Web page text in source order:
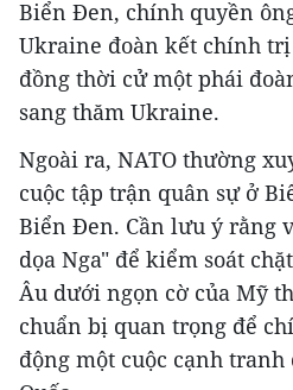
Biển Đen, chính quyền
Ukraine đoàn kết chính
đồng thời cử một phái
sang thăm Ukraine.
Ngoài ra, NATO thường
cuộc tập trận quân sự ở
Biển Đen. Cần lưu ý rằng
dọa Nga" để kiểm soát
Âu dưới ngọn cờ của Mỹ
chuẩn bị quan trọng để
động một cuộc cạnh